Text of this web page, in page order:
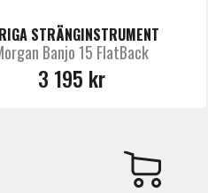
Resonator: Mahogny
Rim: Laminerat trä
Neck
STRÄNGINSTRUMENT
Banjo 15 FlatBack
3 195 kr